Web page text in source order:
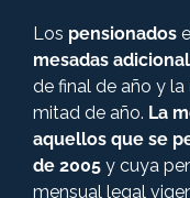
Los pensionados
mesadas
de final de año y la
mitad de año. La
aquellos que se
de 2005 y cuya
mensual legal